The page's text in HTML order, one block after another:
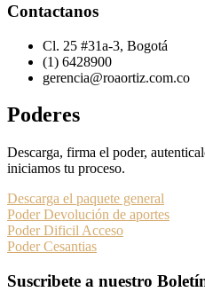
Contactanos
Cl. 25 #31a-3, Bogotá
(1) 6428900
gerencia@roaortiz.com.co
Poderes
Descarga, firma el poder,
iniciamos tu proceso.
Descarga el paquete general
Poder Devolución de aportes
Poder Dificil Acceso
Poder Cesantias
Suscribete a nuestro